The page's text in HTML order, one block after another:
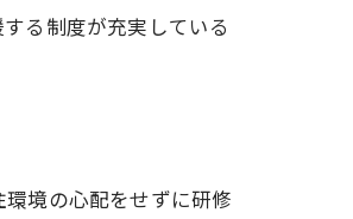
る制度が充実している
境の心配をせずに研修